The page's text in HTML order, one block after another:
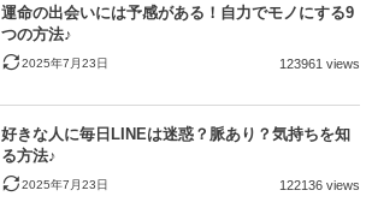
運命の出会いには予感がある！自力でモノにする9
つの方法♪
2025年7月23日 123961 views
好きな人に毎日LINEは迷惑？脈あり？気持ちを知
る方法♪
2025年7月23日 122136 views